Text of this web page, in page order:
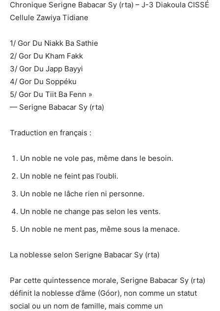
Chronique Serigne Babacar Sy (rta) – J-3 Diakoula CISSÉ
Cellule Zawiya Tidiane
1/ Gor Du Niakk Ba Sathie
2/ Gor Du Kham Fakk
3/ Gor Du Japp Bayyi
4/ Gor Du Soppéku
5/ Gor Du Tiit Ba Fenn »
— Serigne Babacar Sy (rta)
Traduction en français :
Un noble ne vole pas, même dans le besoin.
Un noble ne feint pas l’oubli.
Un noble ne lâche rien ni personne.
Un noble ne change pas selon les vents.
Un noble ne ment pas, même sous la menace.
La noblesse selon Serigne Babacar Sy (rta)
Par cette quintessence morale, Serigne Babacar Sy (rta)
définit la noblesse d’âme (Góor), non comme un statut
social ou un nom de famille, mais comme un